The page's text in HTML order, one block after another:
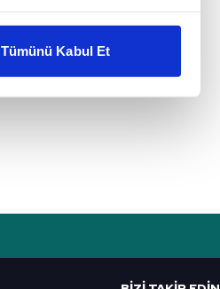
gösterilmeyecektir."
kullanılmaktadır. Bu
detaylı bilgi için Ayarlar
Tümünü Kabul Et